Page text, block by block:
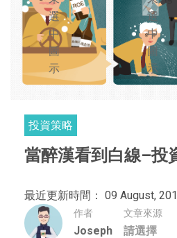
投資策略
當醉漢看到白線–投
最近更新時間： 09 August,
作者
Joseph
文章來源
請選擇